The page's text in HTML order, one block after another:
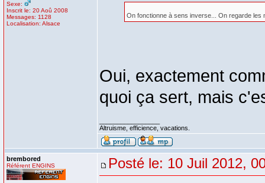
Sexe:
Inscrit le: 20 Aoû 2008
Messages: 1128
Localisation: Alsace
On fonctionne à sens inverse... On regarde les
Oui, exactement
quoi ça sert, mais
Altruisme, efficience, vacations.
brembored
Référent ENGINS Posté le: 10 Juil 2012,